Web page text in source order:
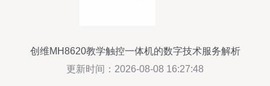
创维MH8620教学触控一体机的数字技术服务解析
更新时间：2026-08-08 16:27:48